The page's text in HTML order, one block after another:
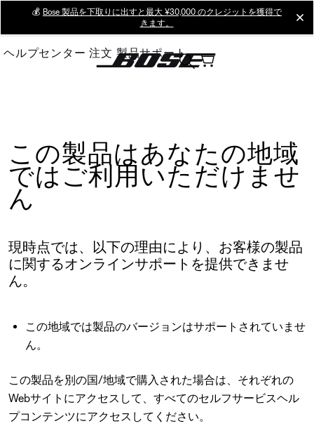
Main
💰 Bose 製品を下取りに出すと最大 ¥30,000 のクレジットを獲得で
きます。
ヘルプセンター 注文 製品サポート
この製品はあなたの地域
ではご利用いただけませ
ん
現時点では、以下の理由により、お客様の製品
に関するオンラインサポートを提供できませ
ん。
この地域では製品のバージョンはサポートされていませ
ん。
この製品を別の国/地域で購入された場合は、それぞれの
Webサイトにアクセスして、すべてのセルフサービスヘル
プコンテンツにアクセスしてください。